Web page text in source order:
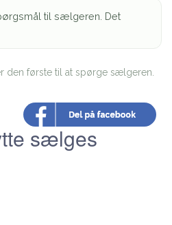
sælges
til sælgeren. Det
den første til at spørge sælgeren.